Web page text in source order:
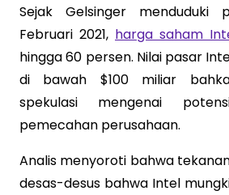
Sejak Gelsinger menduduki
Februari 2021, harga saham
hingga 60 persen. Nilai pasar
di bawah $100 miliar
spekulasi mengenai
pemecahan perusahaan.
Analis menyoroti bahwa
desas-desus bahwa Intel